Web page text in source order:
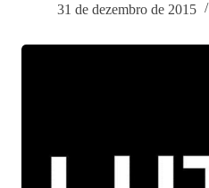
31 de dezembro de 2015